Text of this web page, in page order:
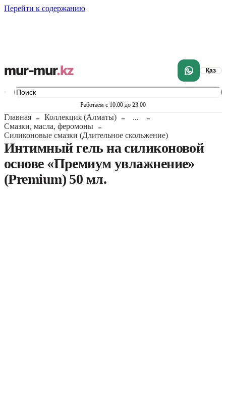
Перейти к содержанию
mur-mur.kz Қаз
Работаем с 10:00 до 23:00
Главная Коллекция (Алматы)
Смазки, масла, феромоны
Силиконовые смазки (Длительное скольжение)
Интимный гель на силиконовой
основе «Премиум увлажнение»
(Premium) 50 мл.